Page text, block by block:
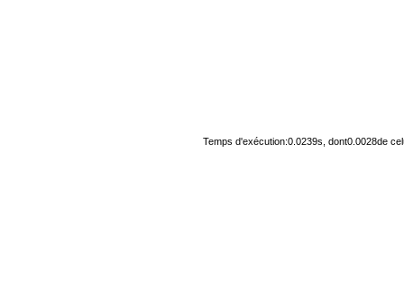
Temps d'exécution:0.0239s, dont0.0028de